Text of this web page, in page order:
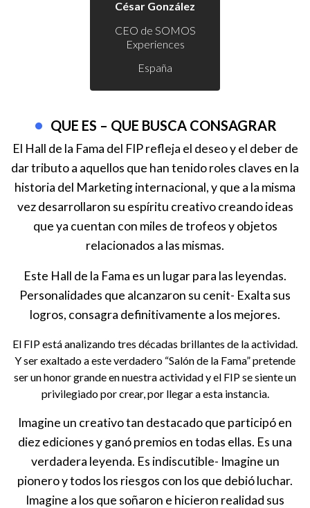
César González
CEO de SOMOS
Experiences
España
QUE ES – QUE BUSCA CONSAGRAR
El Hall de la Fama del FIP refleja el deseo y el deber de
dar tributo a aquellos que han tenido roles claves en la
historia del Marketing internacional, y que a la misma
vez desarrollaron su espíritu creativo creando ideas
que ya cuentan con miles de trofeos y objetos
relacionados a las mismas.
Este Hall de la Fama es un lugar para las leyendas.
Personalidades que alcanzaron su cenit- Exalta sus
logros, consagra definitivamente a los mejores.
El FIP está analizando tres décadas brillantes de la actividad.
Y ser exaltado a este verdadero “Salón de la Fama” pretende
ser un honor grande en nuestra actividad y el FIP se siente un
privilegiado por crear, por llegar a esta instancia.
Imagine un creativo tan destacado que participó en
diez ediciones y ganó premios en todas ellas. Es una
verdadera leyenda. Es indiscutible- Imagine un
pionero y todos los riesgos con los que debió luchar.
Imagine a los que soñaron e hicieron realidad sus